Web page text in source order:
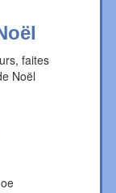
faites
Noël